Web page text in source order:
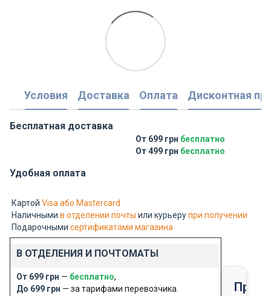
Условия Доставка Оплата Дисконтная
Бесплатная доставка
От 699 грн бесплатно
От 499 грн бесплатно
Удобная оплата
Картой Visa або Mastercard
Наличными в отделении почты или курьерупри получении
Подарочными сертификатами магазина
В ОТДЕЛЕНИЯ И ПОЧТОМАТЫ
От 699 грн — бесплатно,
До 699 грн — за тарифами перевозчика.